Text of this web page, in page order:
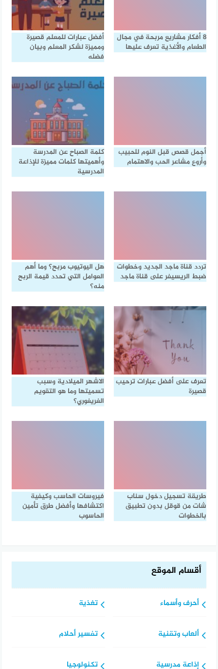
8 أفكار مشاريع مربحة في مجال
الطعام والأغذية تعرف عليها
أفضل عبارات للمعلم قصيرة
ومميزة لشكر المعلم وبيان
فضله
أجمل قصص قبل النوم للحبيب
وأروع مشاعر الحب والاهتمام
كلمة الصباح عن المدرسة
وأهميتها كلمات مميزة للإذاعة
المدرسية
تردد قناة ماجد الجديد وخطوات
ضبط الريسيفر على قناة ماجد
هل اليوتيوب مربح؟ وما أهم
العوامل التي تحدد قيمة الربح
منه؟
تعرف على أفضل عبارات ترحيب
قصيرة
الاشهر الميلادية وسبب
تسميتها وما هو التقويم
الغريغوري؟
طريقة تسجيل دخول سناب
شات من قوقل بدون تطبيق
بالخطوات
فيروسات الحاسب وكيفية
اكتشافها وأفضل طرق تأمين
الحاسوب
أقسام الموقع
أحرف وأسماء
ألعاب وتقنية
إذاعة مدرسية
تغذية
تفسير أحلام
تكنولوجيا